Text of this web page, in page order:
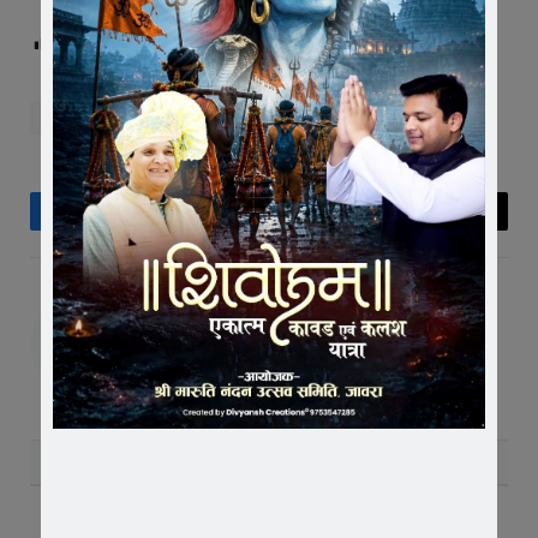
Post Views: 200
vedio
FacebookTwitter PinterestLinkedInTumblr Telegram Email
Editor